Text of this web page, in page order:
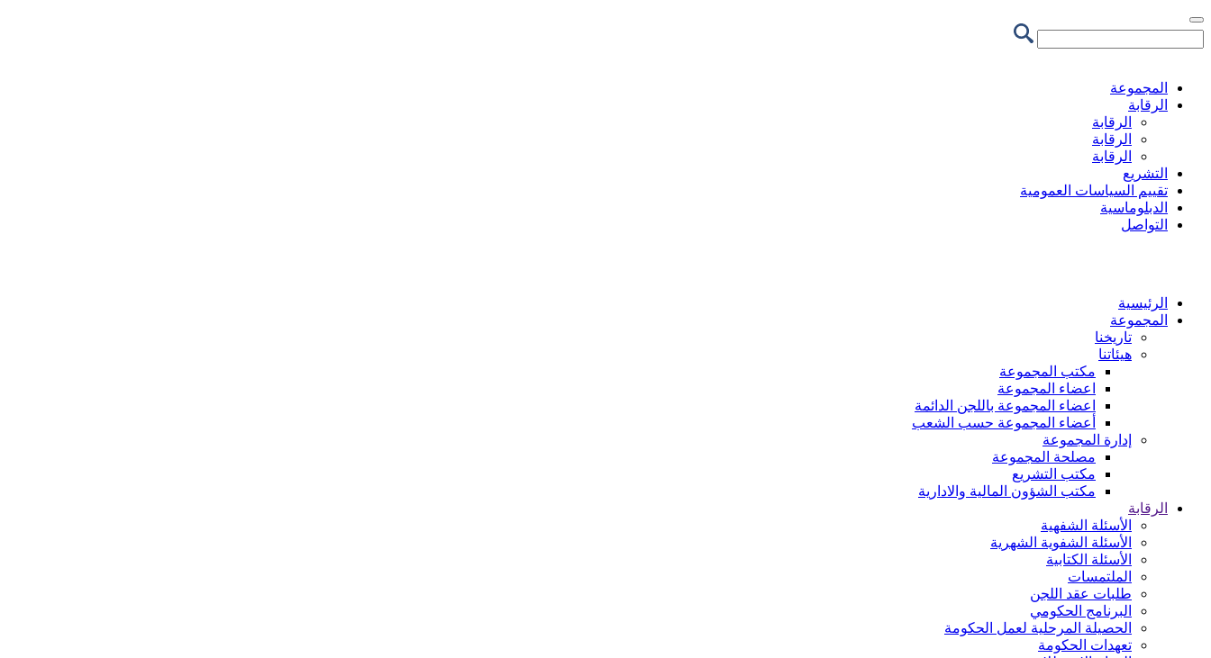
تجاوز
إلى
المحتوى
المجموعة
الرقابة
الرقابة
الرقابة
الرقابة
التشريع
تقييم السياسات العمومية
الدبلوماسية
التواصل
الرئيسية
المجموعة
تاريخنا
هيئاتنا
مكتب المجموعة
اعضاء المجموعة
اعضاء المجموعة باللجن الدائمة
أعضاء المجموعة حسب الشعب
إدارة المجموعة
مصلحة المجموعة
مكتب التشريع
مكتب الشؤون المالية والادارية
الرقابة
الأسئلة الشفهية
الأسئلة الشفوية الشهرية
الأسئلة الكتابية
الملتمسات
طلبات عقد اللجن
البرنامج الحكومي
الحصيلة المرحلية لعمل الحكومة
تعهدات الحكومة